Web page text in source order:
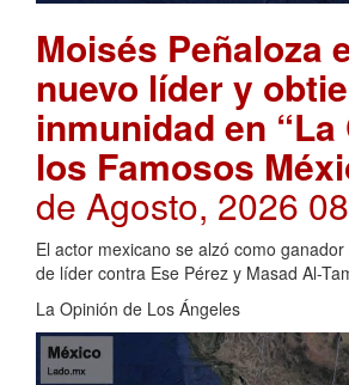
Moisés Peñaloza
nuevo líder y
inmunidad en “La
los Famosos
de Agosto, 2026
El actor mexicano se alzó como
de líder contra Ese Pérez y Masad Al-
La Opinión de Los Ángeles